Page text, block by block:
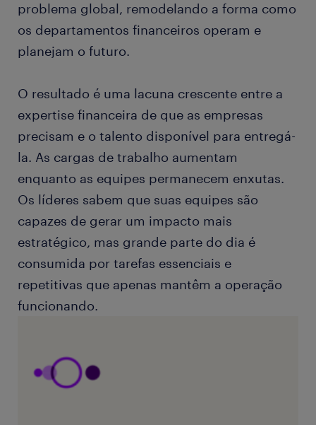
problema global, remodelando a forma como
os departamentos financeiros operam e
planejam o futuro.
O resultado é uma lacuna crescente entre a
expertise financeira de que as empresas
precisam e o talento disponível para entregá-
la. As cargas de trabalho aumentam
enquanto as equipes permanecem enxutas.
Os líderes sabem que suas equipes são
capazes de gerar um impacto mais
estratégico, mas grande parte do dia é
consumida por tarefas essenciais e
repetitivas que apenas mantêm a operação
funcionando.